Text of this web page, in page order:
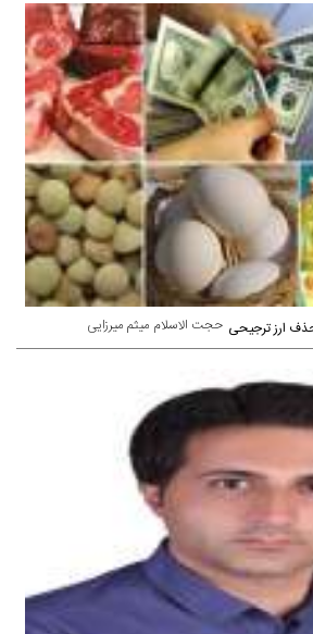
حجت الاسلام میثم میرزایی ارز ترجیحی